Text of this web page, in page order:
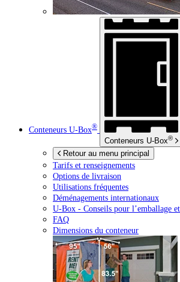
Conteneurs U-Box®
Conteneurs U-Box®
Retour au menu principal
Tarifs et renseignements
Options de livraison
Utilisations fréquentes
Déménagements internationaux
U-Box - Conseils pour l’emballage
FAQ
Dimensions du conteneur